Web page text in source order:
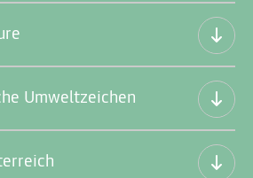
Umweltzeichen